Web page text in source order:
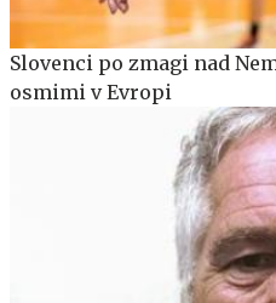
Slovenci po zmagi nad
osmimi v Evropi